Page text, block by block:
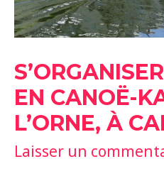
EN CANOË-
L’ORNE, À
Laisser un